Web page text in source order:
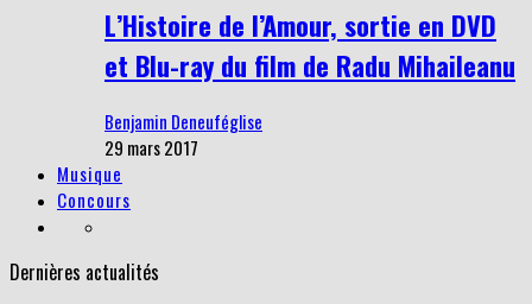
L’Histoire de l’Amour, sortie en DVD
et Blu-ray du film de Radu Mihaileanu
Benjamin Deneuféglise
29 mars 2017
Musique
Concours
Dernières actualités